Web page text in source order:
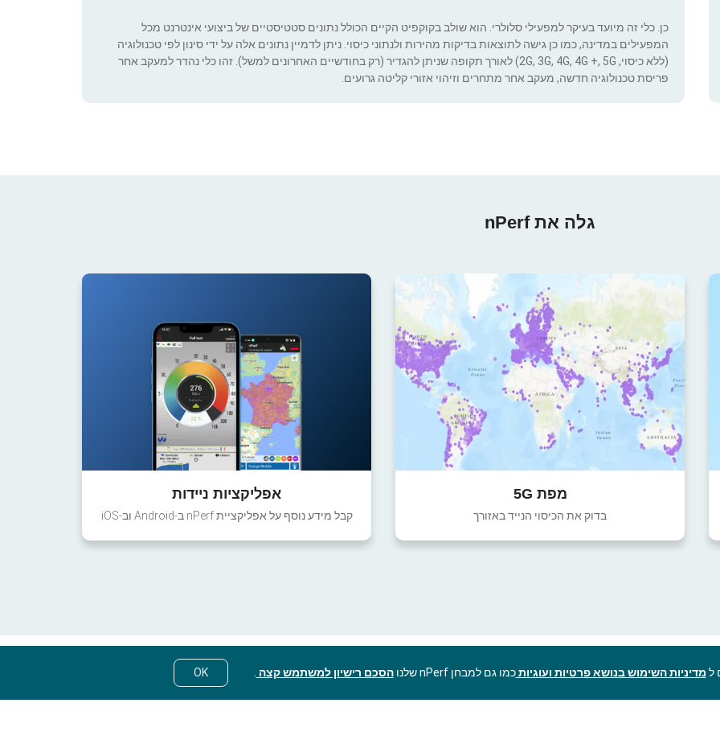
כן. כלי זה מיועד בעיקר למפעילי סלולרי. הוא שולב בקוקפיט הקיים הכולל נתונים סטטיסטיים של ביצועי אינטרנט מכל
המפעילים במדינה, כמו כן גישה לתוצאות בדיקות מהירות ולנתוני כיסוי. ניתן לדמיין נתונים אלה על ידי סינון לפי טכנולוגיה
(ללא כיסוי, 2G, 3G, 4G, 4G +, 5G) לאורך תקופה שניתן להגדיר (רק בחודשיים האחרונים למשל). זהו כלי נהדר למעקב אחר
פריסת טכנולוגיה חדשה, מעקב אחר מתחרים וזיהוי אזורי קליטה גרועים.
גלה את nPerf
מפת 5G
בדוק את הכיסוי הנייד באזורך
אפליקציות ניידות
קבל מידע נוסף על אפליקציית nPerf ב-Android וב-iOS
מדיניות השימוש בנושא פרטיות ועוגיותכמו גם למבחן nPerf שלנו הסכם רישיון למשתמש קצה OK